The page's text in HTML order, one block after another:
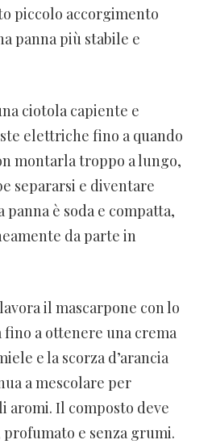
piccolo accorgimento
panna più stabile e
ciotola capiente e
elettriche fino a quando
montarla troppo a lungo,
separarsi e diventare
panna è soda e compatta,
da parte in
il mascarpone con lo
fino a ottenere una crema
e la scorza d’arancia
a mescolare per
aromi. Il composto deve
e senza grumi.